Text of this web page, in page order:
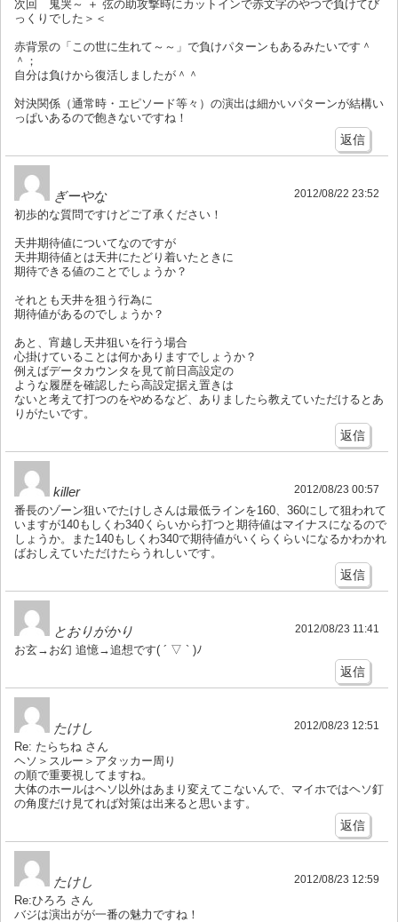
次回 鬼哭～ ＋ 弦の助攻撃時にカットインで赤文字のやつで負けてび
っくりでした＞＜
赤背景の「この世に生れて～～」で負けパターンもあるみたいです＾
＾；
自分は負けから復活しましたが＾＾
対決関係（通常時・エピソード等々）の演出は細かいパターンが結構い
っぱいあるので飽きないですね！
返信
ぎーやな 2012/08/22 23:52
初歩的な質問ですけどご了承ください！
天井期待値についてなのですが
天井期待値とは天井にたどり着いたときに
期待できる値のことでしょうか？
それとも天井を狙う行為に
期待値があるのでしょうか？
あと、宵越し天井狙いを行う場合
心掛けていることは何かありますでしょうか？
例えばデータカウンタを見て前日高設定の
ような履歴を確認したら高設定据え置きは
ないと考えて打つのをやめるなど、ありましたら教えていただけるとあ
りがたいです。
返信
killer 2012/08/23 00:57
番長のゾーン狙いでたけしさんは最低ラインを160、360にして狙われて
いますが140もしくわ340くらいから打つと期待値はマイナスになるので
しょうか。また140もしくわ340で期待値がいくらくらいになるかわかれ
ばおしえていただけたらうれしいです。
返信
とおりがかり 2012/08/23 11:41
お玄→お幻 追憶→追想です( ´ ▽ ` )ﾉ
返信
たけし 2012/08/23 12:51
Re: たらちね さん
ヘソ＞スルー＞アタッカー周り
の順で重要視してますね。
大体のホールはヘソ以外はあまり変えてこないんで、マイホではヘソ釘
の角度だけ見てれば対策は出来ると思います。
返信
たけし 2012/08/23 12:59
Re:ひろろ さん
バジは演出がが一番の魅力ですね！